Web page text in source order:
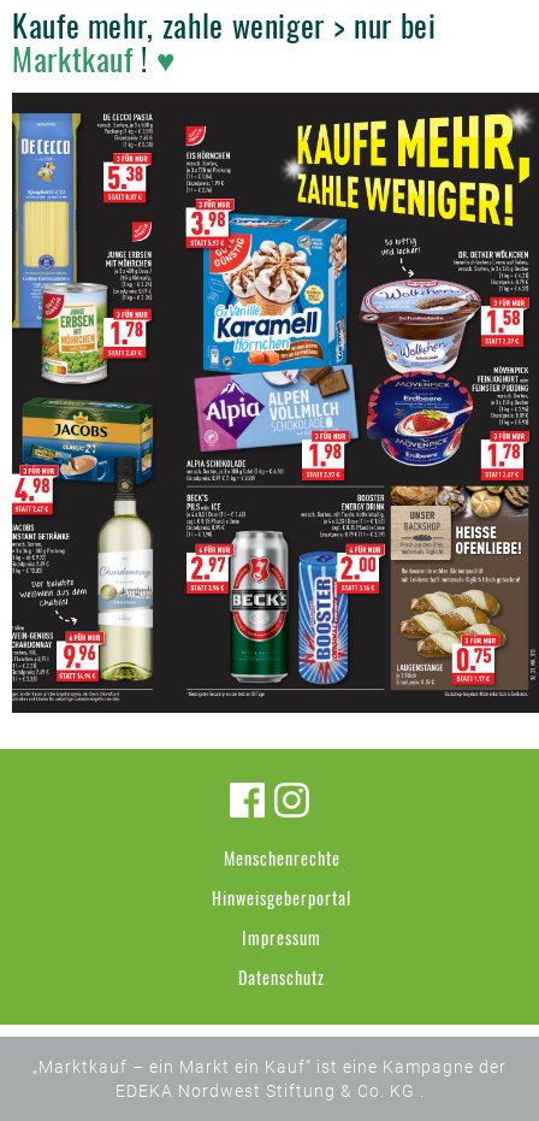
Kaufe mehr, zahle weniger > nur bei
Marktkauf!♥
Menschenrechte
Hinweisgeberportal
Impressum
Datenschutz
„Marktkauf – ein Markt ein Kauf“ ist eine Kampagne der
EDEKA Nordwest Stiftung & Co. KG .